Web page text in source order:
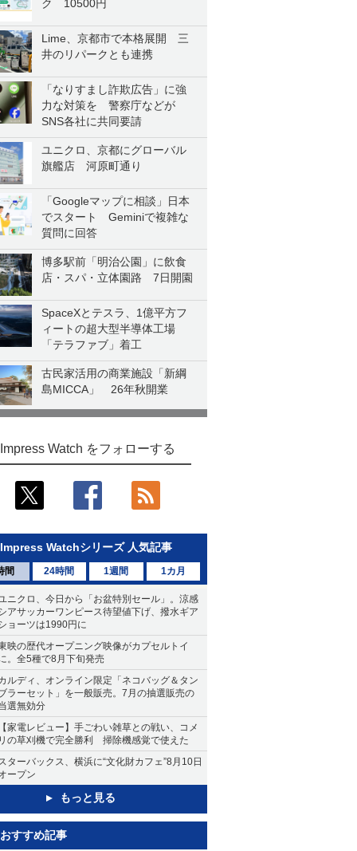
ク 10500円
Lime、京都市で本格展開 三
井のリパークとも連携
「なりすまし詐欺広告」に強
力な対策を 警察庁などが
SNS各社に共同要請
ユニクロ、京都にグローバル
旗艦店 河原町通り
「Googleマップに相談」日本
でスタート Geminiで複雑な
質問に回答
博多駅前「明治公園」に飲食
店・スパ・立体園路 7日開園
SpaceXとテスラ、1億平方フ
ィートの超大型半導体工場
「テラファブ」着工
古民家活用の商業施設「新綱
島MICCA」 26年秋開業
Impress Watch をフォローする
Impress Watchシリーズ 人気記事
間 24時間 1週間 1カ月
ニクロ、今日から「お盆特別セール」。涼感
アサッカーワンピース待望値下げ、撥水ギア
ョーツは1990円に
映の歴代オープニング映像がカプセルトイ
。全5種で8月下旬発売
ルディ、オンライン限定「ネコバッグ＆タン
ラーセット」を一般販売。7月の抽選販売の
選無効分
家電レビュー】手ごわい雑草との戦い、コメ
の草刈機で完全勝利 掃除機感覚で使えた
ターバックス、横浜に“文化財カフェ”8月10日
ープン
もっと見る
おすすめ記事